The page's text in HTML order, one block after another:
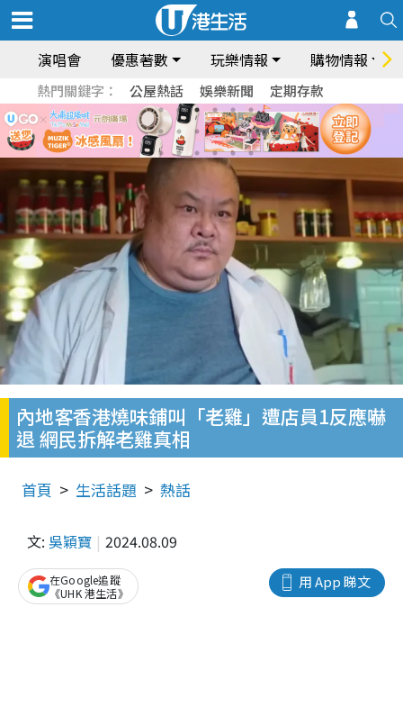
演唱會 優惠著數 玩樂情報 購物情報
熱門關鍵字： 公屋熱話 娛樂新聞 定期存款
內地客香港燒味鋪叫「老雞」遭店員1反應嚇
退 網民拆解老雞真相
首頁 生活話題 熱話
文: 吳穎寶 2024.08.09
用 App 睇文
在Google追蹤
《UHK 港生活》